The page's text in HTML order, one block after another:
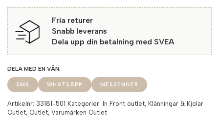
Hailey
501
Blue
mängd
Fria returer
Snabb leverans
Dela upp din betalning med SVEA
SMS WHATSAPP MESSENGER
Artikelnr: 33181-501 Kategorier: In Front outlet, Klänningar & Kjolar
Outlet, Outlet, Varumärken Outlet